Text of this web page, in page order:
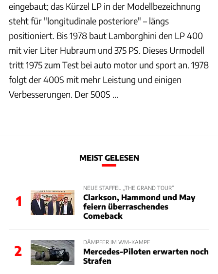
eingebaut; das Kürzel LP in der Modellbezeichnung
steht für "longitudinale posteriore" – längs
positioniert. Bis 1978 baut Lamborghini den LP 400
mit vier Liter Hubraum und 375 PS. Dieses Urmodell
tritt 1975 zum Test bei auto motor und sport an. 1978
folgt der 400S mit mehr Leistung und einigen
Verbesserungen. Der 500S ...
MEIST GELESEN
1
NEUE STAFFEL „THE GRAND TOUR“
Clarkson, Hammond und May
feiern überraschendes
Comeback
2
DÄMPFER IM WM-KAMPF
Mercedes-Piloten erwarten noch
Strafen